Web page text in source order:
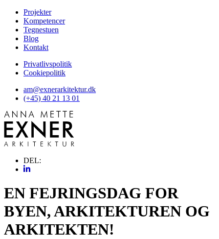
Projekter
Kompetencer
Tegnestuen
Blog
Kontakt
Privatlivspolitik
Cookiepolitik
am@exnerarkitektur.dk
(+45) 40 21 13 01
DEL:
EN FEJRINGSDAG FOR
BYEN, ARKITEKTUREN OG
ARKITEKTEN!